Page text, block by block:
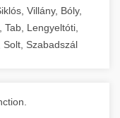
Villány, Bóly,
Lengyeltóti,
Solt, Szabadszál